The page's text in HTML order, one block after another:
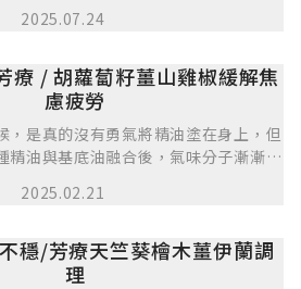
道停留較久。
2025.07.24
療 / 胡蘿蔔籽薑山雞椒緩解焦
慮疲勞
，是真的沒有勇氣將精油塗在身上，但
精油與基底油融合後，氣味分子漸漸交
的人變成一起在大樹下喝茶聊天，在將
重的氣味圍繞著我，時常緊張的情緒慢
2025.02.21
穩/芳療天竺葵檜木薑伊蘭調
理